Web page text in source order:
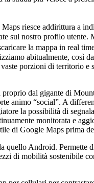
riesce addirittura a
sul nostro profilo utente.
la mappa in real
abitualmente, così
porzioni di territorio e
proprio dal gigante di
animo “social”. A
la possibilità di
monitorata e
di Google Maps prima
quello Android.
di mobilità sostenibile